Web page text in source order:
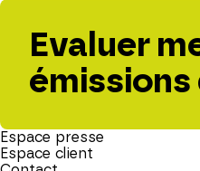
Evaluer
émissions
Espace presse
Espace client